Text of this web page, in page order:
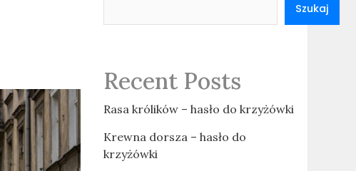
Szukaj
Recent Posts
Rasa królików – hasło do krzyżówki
Krewna dorsza – hasło do
krzyżówki